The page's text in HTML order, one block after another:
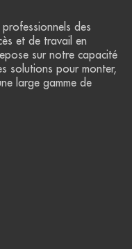
des
et de travail en
sur notre capacité
solutions pour monter,
large gamme de